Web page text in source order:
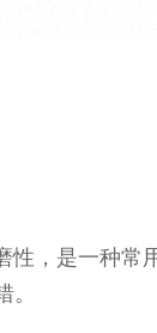
性，是一种常